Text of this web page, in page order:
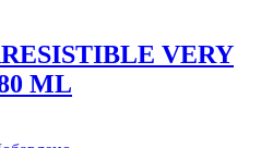
VERY
ML